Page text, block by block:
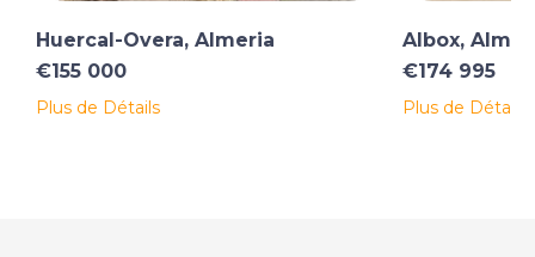
Huercal-Overa, Almeria
€155 000
Plus de Détails
Albox,
€174 995
Plus de Détails